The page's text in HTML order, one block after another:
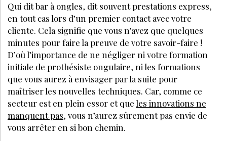
Qui dit bar à ongles, dit souvent prestations express,
en tout cas lors d’un premier contact avec votre
cliente. Cela signifie que vous n’avez que quelques
minutes pour faire la preuve de votre savoir-faire !
D’où l’importance de ne négliger ni votre formation
initiale de prothésiste ongulaire, ni les formations
que vous aurez à envisager par la suite pour
maîtriser les nouvelles techniques. Car, comme ce
secteur est en plein essor et que les innovations ne
manquent pas, vous n’aurez sûrement pas envie de
vous arrêter en si bon chemin.